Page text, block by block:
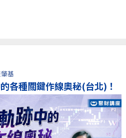
基
各種關鍵作線奧秘(台北)！